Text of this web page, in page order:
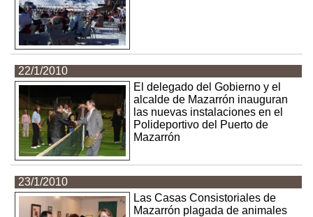
22/1/2010
El delegado del Gobierno y el
alcalde de Mazarrón inauguran
las nuevas instalaciones en el
Polideportivo del Puerto de
Mazarrón
23/1/2010
Las Casas Consistoriales de
Mazarrón plagada de animales